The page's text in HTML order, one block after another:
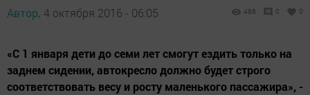
Автор, 4 октября 2016 - 06:05 486 0 0
«С 1 января дети до семи лет смогут ездить только на
заднем сидении, автокресло должно будет строго
соответствовать весу и росту маленького пассажира», -